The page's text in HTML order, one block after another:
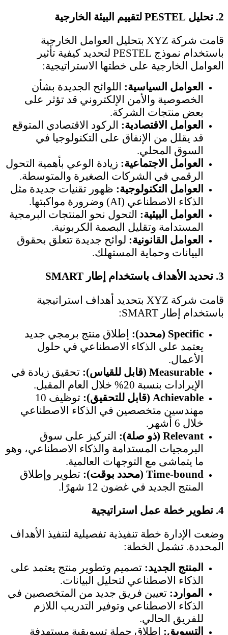
2. تحليل PESTEL لتقييم البيئة الخارجية
قامت شركة XYZ بتحليل العوامل الخارجية
باستخدام نموذج PESTEL لتحديد كيفية تأثير
العوامل الخارجية على خطتها الاستراتيجية:
العوامل السياسية: اللوائح الجديدة بشأن
الخصوصية والأمن الإلكتروني قد تؤثر على
بعض منتجات الشركة.
العوامل الاقتصادية: الركود الاقتصادي المتوقع
قد يقلل من الإنفاق على التكنولوجيا في
السوق المحلي.
العوامل الاجتماعية: زيادة الوعي بأهمية التحول
الرقمي في الشركات الصغيرة والمتوسطة.
العوامل التكنولوجية: ظهور تقنيات جديدة مثل
الذكاء الاصطناعي (AI) وضرورة مواكبتها.
العوامل البيئية: التحول نحو المنتجات البرمجية
المستدامة وتقليل البصمة الكربونية.
العوامل القانونية: لوائح جديدة تتعلق بحقوق
البيانات وحماية المستهلك.
3. تحديد الأهداف باستخدام إطار SMART
قامت شركة XYZ بتحديد أهداف استراتيجية
باستخدام إطار SMART:
Specific (محدد):
إطلاق منتج برمجي جديد
يعتمد على الذكاء الاصطناعي في حلول
الأعمال.
Measurable (قابل للقياس):
تحقيق زيادة في
الإيرادات بنسبة 20% خلال العام المقبل.
Achievable (قابل للتحقيق):
توظيف 10
مهندسين متخصصين في الذكاء الاصطناعي
خلال 6 أشهر.
Relevant (ذو صلة):
التركيز على سوق
البرمجيات المستدامة والذكاء الاصطناعي، وهو
ما يتماشى مع التوجهات العالمية.
Time-bound (محدد بوقت):
تطوير وإطلاق
المنتج الجديد في غضون 12 شهرًا.
4. تطوير خطة عمل استراتيجية
وضعت الإدارة خطة تنفيذية تفصيلية لتنفيذ الأهداف
المحددة. تشمل الخطة:
المنتج الجديد: تصميم وتطوير منتج يعتمد على
الذكاء الاصطناعي لتحليل البيانات.
الموارد: تعيين فريق جديد من المتخصصين في
الذكاء الاصطناعي وتوفير التدريب اللازم
للفريق الحالي.
التسويق: إطلاق حملة تسويقية مستهدفة